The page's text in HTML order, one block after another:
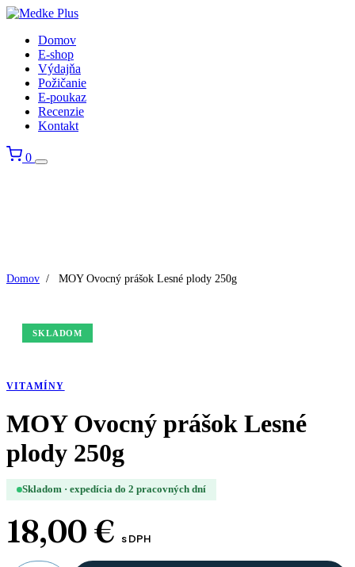
Domov
E-shop
Výdajňa
Požičanie
E-poukaz
Recenzie
Kontakt
0
Domov / MOY Ovocný prášok Lesné plody 250g
SKLADOM
VITAMÍNY
MOY Ovocný prášok Lesné
plody 250g
Skladom · expedícia do 2 pracovných dní
18,00 € s DPH